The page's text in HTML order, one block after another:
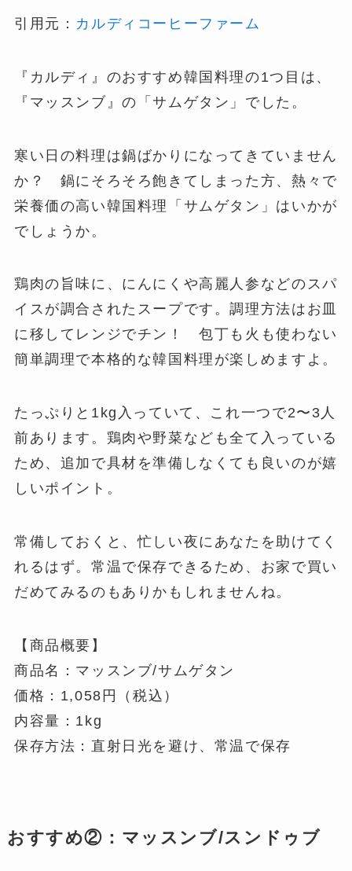
引用元： カルディコーヒーファーム
『カルディ』のおすすめ韓国料理の1つ目は、
『マッスンブ』の「サムゲタン」でした。
寒い日の料理は鍋ばかりになってきていません
か？ 鍋にそろそろ飽きてしまった方、熱々で
栄養価の高い韓国料理「サムゲタン」はいかが
でしょうか。
鶏肉の旨味に、にんにくや高麗人参などのスパ
イスが調合されたスープです。調理方法はお皿
に移してレンジでチン！ 包丁も火も使わない
簡単調理で本格的な韓国料理が楽しめますよ。
たっぷりと1kg​入っていて、これ一つで2〜3人
前あります。鶏肉や野菜なども全て入っている
ため​、​追加で具材を準備しなくても良いのが嬉
しいポイント。
常備しておくと、忙しい夜にあなたを助けてく
れるはず。常温で保存できるため、お家で買い
だめてみるのもありかもしれませんね。
【商品概要】
商品名：マッスンブ/サムゲタン
価格：1,058円（税込）
内容量：1kg
保存方法：直射日光を避け、常温で保存
おすすめ②：マッスンブ/スンドゥブ